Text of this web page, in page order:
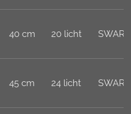
40 cm 20 licht
45 cm 24 licht